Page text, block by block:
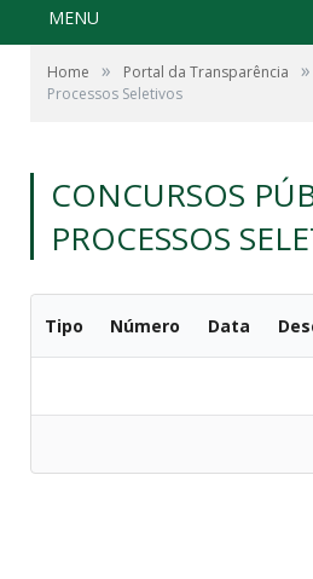
MENU
Home » Portal da Transparência »
Processos Seletivos
CONCURSOS
PROCESSOS
Tipo Número Data